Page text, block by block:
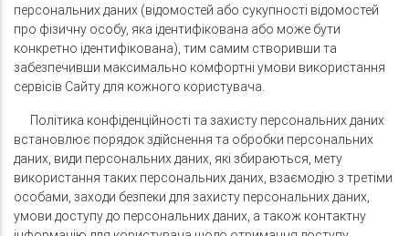
персональних даних (відомостей або сукупності відомостей
про фізичну особу, яка ідентифікована або може бути
конкретно ідентифікована), тим самим створивши та
забезпечивши максимально комфортні умови використання
сервісів Сайту для кожного користувача.
Політика конфіденційності та захисту персональних даних
встановлює порядок здійснення та обробки персональних
даних, види персональних даних, які збираються, мету
використання таких персональних даних, взаємодію з третіми
особами, заходи безпеки для захисту персональних даних,
умови доступу до персональних даних, а також контактну